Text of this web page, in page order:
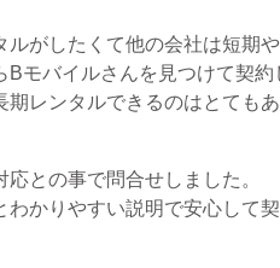
ルがしたくて他の会社は短期
Bモバイルさんを見つけて契約
期レンタルできるのはとてもあ
応との事で問合せしました。
わかりやすい説明で安心して契